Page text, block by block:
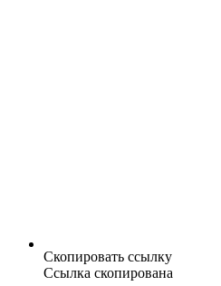
Скопировать ссылку
Ссылка скопирована